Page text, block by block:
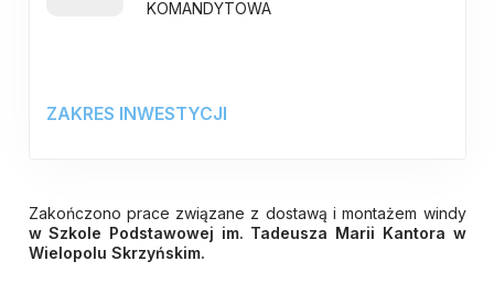
KOMANDYTOWA
ZAKRES INWESTYCJI
Zakończono prace związane z dostawą i montażem windy
w Szkole Podstawowej im. Tadeusza Marii Kantora w
Wielopolu Skrzyńskim.